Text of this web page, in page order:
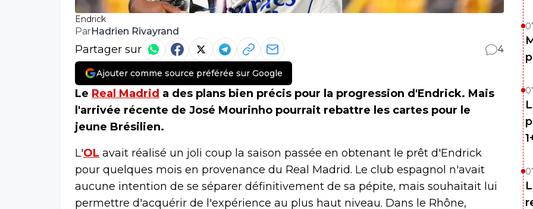
Endrick
ParHadrien Rivayrand
Partager sur 4
Ajouter comme source préférée sur Google
Le Real Madrid a des plans bien précis pour la progression d'Endrick. Mais
l'arrivée récente de José Mourinho pourrait rebattre les cartes pour le
jeune Brésilien.
L'OL avait réalisé un joli coup la saison passée en obtenant le prêt d'Endrick
pour quelques mois en provenance du Real Madrid. Le club espagnol n'avait
aucune intention de se séparer définitivement de sa pépite, mais souhaitait lui
permettre d'acquérir de l'expérience au plus haut niveau. Dans le Rhône,